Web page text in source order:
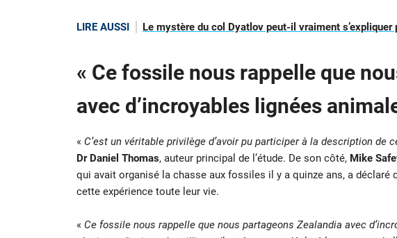
LIRE AUSSI Le mystère du col Dyatlov peut-il vraiment
« Ce fossile nous rappelle que
avec d’incroyables lignées
« C’est un véritable privilège d’avoir pu participer à la description de
Dr Daniel Thomas, auteur principal de l’étude. De son côté, Mike
qui avait organisé la chasse aux fossiles il y a quinze ans, a
cette expérience toute leur vie.
« Ce fossile nous rappelle que nous partageons Zealandia avec